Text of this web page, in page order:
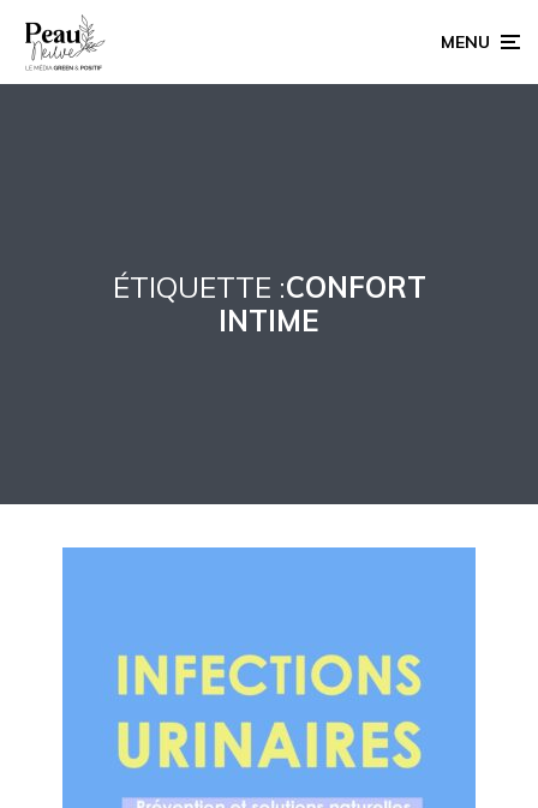
MENU
ÉTIQUETTE :CONFORT
INTIME